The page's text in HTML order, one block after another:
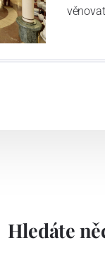
Hledáte